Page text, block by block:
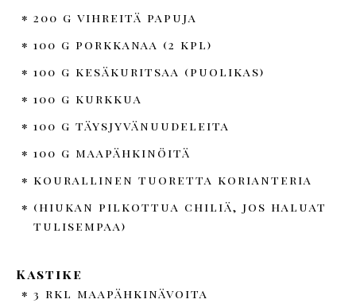
200 g vihreitä papuja
100 g porkkanaa (2 kpl)
100 g kesäkuritsaa (puolikas)
100 g kurkkua
100 g täysjyvänuudeleita
100 g maapähkinöitä
kourallinen tuoretta korianteria
(hiukan pilkottua chiliä, jos haluat
tulisempaa)
Kastike
3 rkl maapähkinävoita